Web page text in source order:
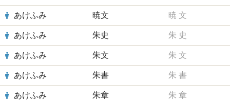
あけふみ 暁文 暁 文
あけふみ 朱史 朱 史
あけふみ 朱文 朱 文
あけふみ 朱書 朱 書
あけふみ 朱章 朱 章